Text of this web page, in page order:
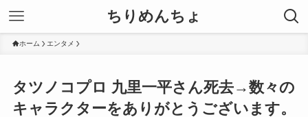
ちりめんちょ
ホーム エンタメ
タツノコプロ 九里一平さん死去→数々の
キャラクターをありがとうございます。